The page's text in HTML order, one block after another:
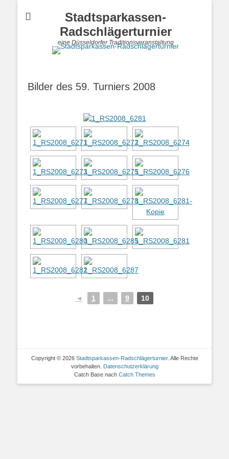
Stadtsparkassen-
Radschlägerturnier
eine Düsseldorfer Traditionsveranstaltung
Bilder des 59. Turniers 2008
◄ 1 ... 9 10
Copyright © 2026 Stadtsparkassen-Radschlägerturnier. Alle Rechte
vorbehalten. Datenschutzerklärung
Catch Base nach Catch Themes